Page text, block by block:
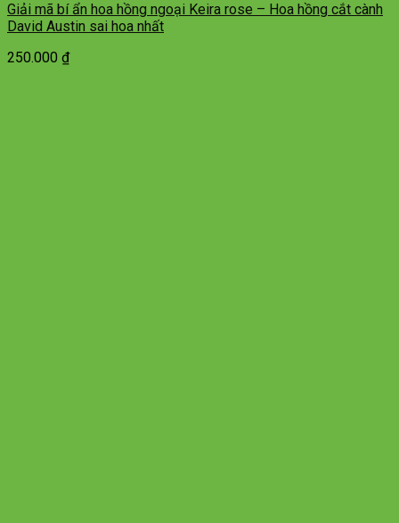
Giải mã bí ẩn hoa hồng ngoại Keira rose – Hoa hồng cắt cành
David Austin sai hoa nhất
250.000 ₫